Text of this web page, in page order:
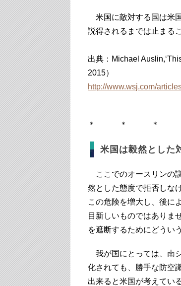
米国に敵対する国は米
説得されるまでは止まる
出典：Michael
2015）
http://www.wsj.com/
＊ ＊ ＊
米国は毅然とした
ここでのオースリンの
然とした態度で拒否しな
この危険を増大し、後に
目新しいものではありま
を遮断するためにどうい
我が国にとっては、南
化されても、勝手な防空
出来ると米国が考えてい